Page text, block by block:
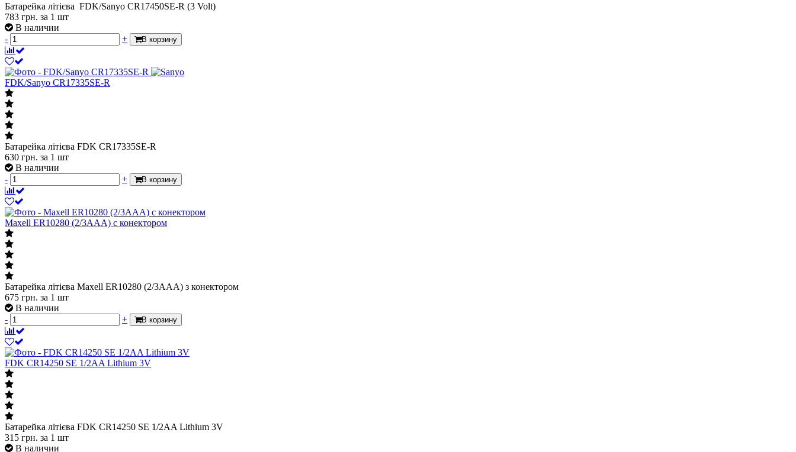
Батарейка літієва FDK/Sanyo CR17450SE-R (3 Volt)
783 грн. за 1 шт
В наличии
-
+ В корзину
FDK/Sanyo CR17335SE-R
Батарейка літієва FDK CR17335SE-R
630 грн. за 1 шт
В наличии
-
+ В корзину
Maxell ER10280 (2/3AAA) с конектором
Батарейка літієва Maxell ER10280 (2/3AAA) з конектором
675 грн. за 1 шт
В наличии
-
+ В корзину
FDK CR14250 SE 1/2AA Lithium 3V
Батарейка літієва FDK CR14250 SE 1/2AA Lithium 3V
315 грн. за 1 шт
В наличии